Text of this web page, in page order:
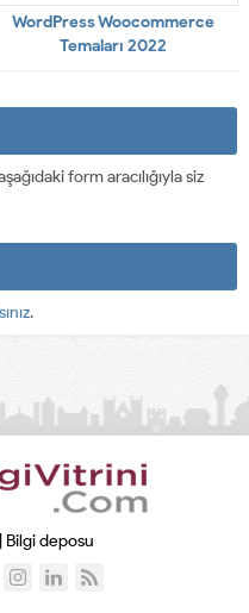
WordPress Woocommerce
Temaları 2022
form aracılığıyla siz
.
Bilgi deposu